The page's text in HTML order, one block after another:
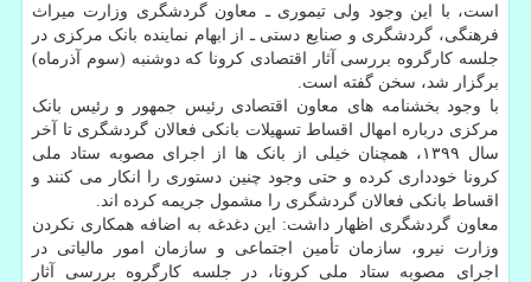
است، با این وجود ولی تیموری ـ معاون گردشگری وزارت میراث
فرهنگی، گردشگری و صنایع دستی ـ از ابهام نماینده بانک مرکزی در
جلسه کارگروه بررسی آثار اقتصادی کرونا که دوشنبه (سوم آذرماه)
برگزار شد، سخن گفته است.
با وجود بخشنامه های معاون اقتصادی رئیس جمهور و رئیس بانک
مرکزی درباره امهال اقساط تسهیلات بانکی فعالان گردشگری تا آخر
سال ۱۳۹۹، همچنان خیلی از بانک ها از اجرای مصوبه ستاد ملی
کرونا خودداری کرده و حتی وجود چنین دستوری را انکار می کنند و
اقساط بانکی فعالان گردشگری را مشمول جریمه کرده اند.
معاون گردشگری اظهار داشت: این دغدغه به اضافه همکاری نکردن
وزارت نیرو، سازمان تأمین اجتماعی و سازمان امور مالیاتی در
اجرای مصوبه ستاد ملی کرونا، در جلسه کارگروه بررسی آثار